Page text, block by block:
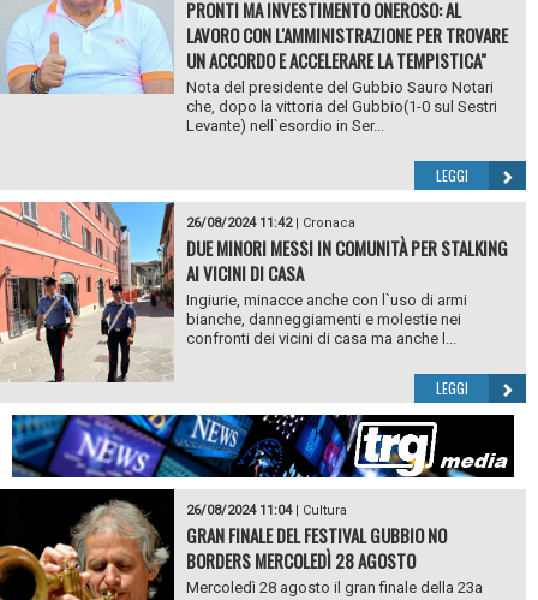
PRONTI MA INVESTIMENTO ONEROSO: AL
LAVORO CON L'AMMINISTRAZIONE PER TROVARE
UN ACCORDO E ACCELERARE LA TEMPISTICA"
Nota del presidente del Gubbio Sauro Notari
che, dopo la vittoria del Gubbio(1-0 sul Sestri
Levante) nell`esordio in Ser...
LEGGI
26/08/2024 11:42| Cronaca
DUE MINORI MESSI IN COMUNITÀ PER STALKING
AI VICINI DI CASA
Ingiurie, minacce anche con l`uso di armi
bianche, danneggiamenti e molestie nei
confronti dei vicini di casa ma anche l...
LEGGI
26/08/2024 11:04| Cultura
GRAN FINALE DEL FESTIVAL GUBBIO NO
BORDERS MERCOLEDÌ 28 AGOSTO
Mercoledì 28 agosto il gran finale della 23a